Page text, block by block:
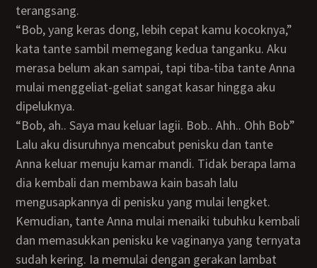
terangsang.
“Bob, yang keras dong, lebih cepat kamu kocoknya,”
kata tante sambil memegang kedua tanganku. Aku
merasa belum akan sampai, tapi tiba-tiba tante Anna
mulai menggeliat-geliat sangat kasar hingga aku
dipeluknya.
“Bob, ah.. Saya mau keluar lagii. Bob.. Ahh.. Ohh Bob”
Lalu aku disuruhnya mencabut penisku dan tante
Anna keluar menuju kamar mandi. Tidak berapa lama
dia kembali dan membawa kain basah lalu
mengusapkannya di penisku yang mulai lengket.
Kemudian, tante Anna mulai menaiki tubuhku kembali
dan memasukkan penisku ke vaginanya yang ternyata
sudah kering. Ia memulai dengan gerakan lambat